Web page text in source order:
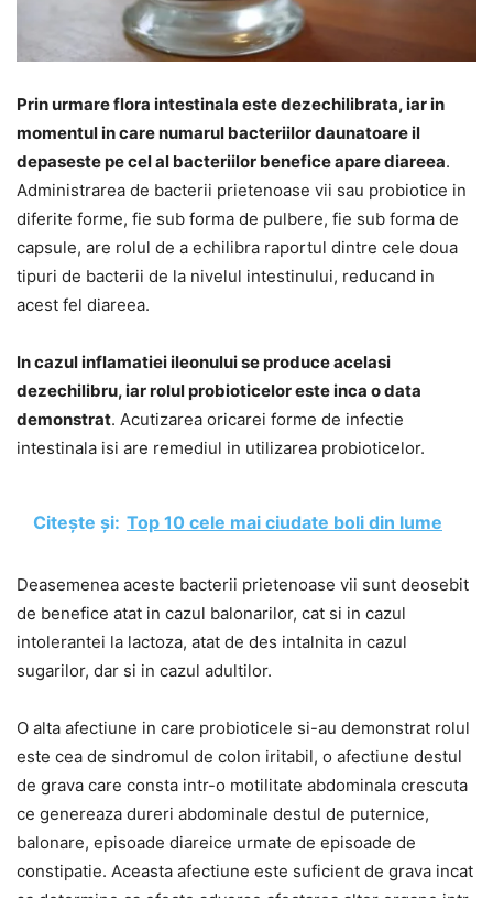
Prin urmare flora intestinala este dezechilibrata, iar in
momentul in care numarul bacteriilor daunatoare il
depaseste pe cel al bacteriilor benefice apare diareea.
Administrarea de bacterii prietenoase vii sau probiotice in
diferite forme, fie sub forma de pulbere, fie sub forma de
capsule, are rolul de a echilibra raportul dintre cele doua
tipuri de bacterii de la nivelul intestinului, reducand in
acest fel diareea.
In cazul inflamatiei ileonului se produce acelasi
dezechilibru, iar rolul probioticelor este inca o data
demonstrat. Acutizarea oricarei forme de infectie
intestinala isi are remediul in utilizarea probioticelor.
Citește și: Top 10 cele mai ciudate boli din lume
Deasemenea aceste bacterii prietenoase vii sunt deosebit
de benefice atat in cazul balonarilor, cat si in cazul
intolerantei la lactoza, atat de des intalnita in cazul
sugarilor, dar si in cazul adultilor.
O alta afectiune in care probioticele si-au demonstrat rolul
este cea de sindromul de colon iritabil, o afectiune destul
de grava care consta intr-o motilitate abdominala crescuta
ce genereaza dureri abdominale destul de puternice,
balonare, episoade diareice urmate de episoade de
constipatie. Aceasta afectiune este suficient de grava incat